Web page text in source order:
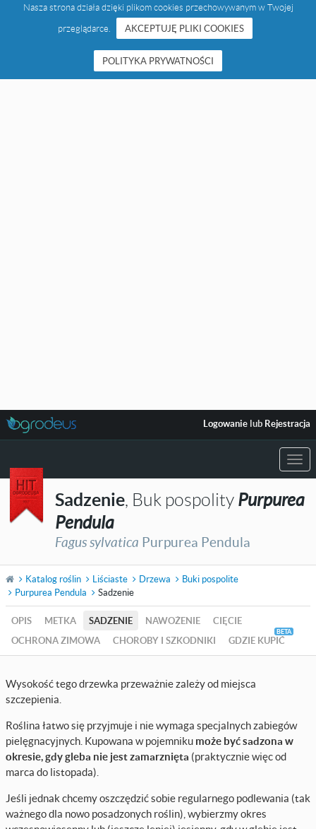
Nasza strona działa dzięki plikom cookies przechowywanym w Twojej
przeglądarce.
AKCEPTUJĘ PLIKI COOKIES
POLITYKA PRYWATNOŚCI
Logowanie lub Rejestracja
Sadzenie , Buk pospolity Purpurea
Pendula
Fagus sylvatica Purpurea Pendula
Katalog roślin Liściaste Drzewa
Buki pospolite
Purpurea Pendula
Sadzenie
OPIS METKA SADZENIE NAWOŻENIE
CIĘCIE
OCHRONA ZIMOWA
CHOROBY I SZKODNIKI GDZIE KUPIĆ
Wysokość tego drzewka przeważnie zależy od miejsca
szczepienia.
Roślina łatwo się przyjmuje i nie wymaga specjalnych zabiegów
pielęgnacyjnych. Kupowana w pojemniku może być sadzona w
okresie, gdy gleba nie jest zamarznięta (praktycznie więc od
marca do listopada).
Jeśli jednak chcemy oszczędzić sobie regularnego podlewania (tak
ważnego dla nowo posadzonych roślin), wybierzmy okres